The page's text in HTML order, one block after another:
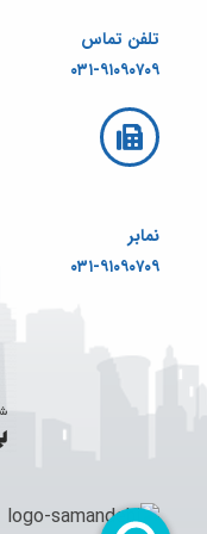
تلفن تماس
۰۳۱-۹۱۰۹۰۷۰۹
نمابر
۰۳۱-۹۱۰۹۰۷۰۹